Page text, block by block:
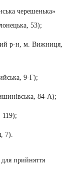
черешенька»
53);
р-н, м. Вижниця,
9-Г);
84-А);
119);
7).
прийняття